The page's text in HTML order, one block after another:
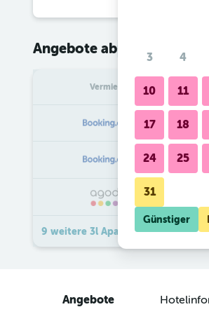
Angebote ab€ 42
Vermieter
9 weitere 3l Apartments Diva
Angebote
3 4
10 11
17 18
24 25
31
Günstiger